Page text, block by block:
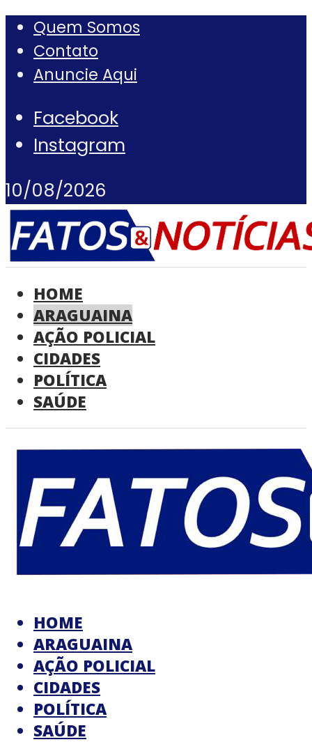
Quem Somos
Contato
Anuncie Aqui
Facebook
Instagram
10/08/2026
HOME
ARAGUAINA
AÇÃO POLICIAL
CIDADES
POLÍTICA
SAÚDE
HOME
ARAGUAINA
AÇÃO POLICIAL
CIDADES
POLÍTICA
SAÚDE